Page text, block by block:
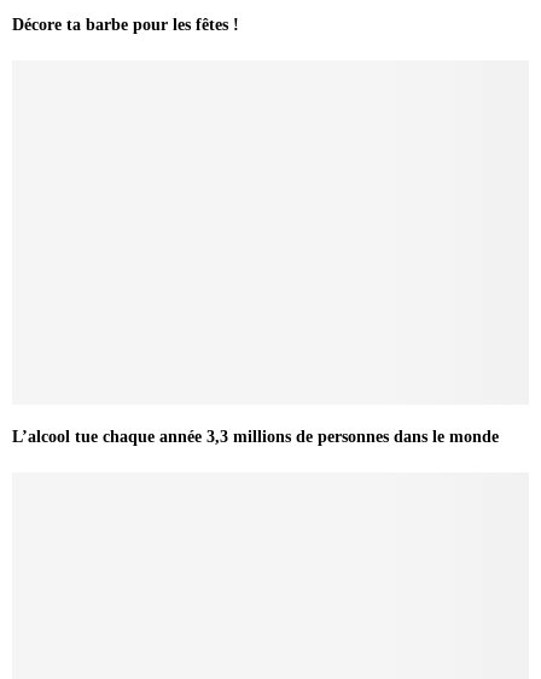
Décore ta barbe pour les fêtes !
L’alcool tue chaque année 3,3 millions de personnes dans le monde